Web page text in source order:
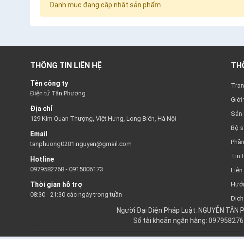
Danh mục đang cập nhật sản phẩm
THÔNG TIN LIÊN HỆ
Tên công ty
Điện tử Tân Phương
Địa chỉ
129 Kim Quan Thượng, Việt Hưng, Long Biên, Hà Nội
Email
tanphuong0201.nguyen@gmail.com
Hotline
0979582768 - 0915006173
Thời gian hỗ trợ
08:30 - 21:30 các ngày trong tuần
Giới
Sản
Bộ
Tin
Liên
Người Đại Diện Pháp Luật: NGUYỄN TÂN
Số tài khoản ngân hàng: